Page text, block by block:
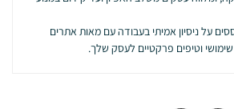
על ניסיון אמיתי בעבודה עם מאות אתרים
וטיפים פרקטיים לעסק שלך.